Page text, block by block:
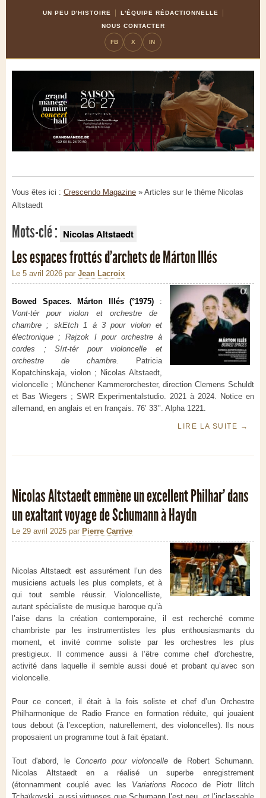
UN PEU D'HISTOIRE
L'ÉQUIPE RÉDACTIONNELLE
NOUS CONTACTER
FB X IN
Vous êtes ici : Crescendo Magazine » Articles sur le thème Nicolas
Altstaedt
Mots-clé : Nicolas Altstaedt
Les espaces frottés d’archets de Márton Illés
Le 5 avril 2026 par Jean Lacroix
Bowed Spaces. Márton Illés (°1975) :
Vont-tér pour violon et orchestre de
chambre ; skEtch 1 à 3 pour violon et
électronique ; Rajzok I pour orchestre à
cordes ; Sírt-tér pour violoncelle et
orchestre de chambre.
Patricia
Kopatchinskaja, violon ; Nicolas Altstaedt,
violoncelle ; Münchener Kammerorchester, direction Clemens Schuldt
et Bas Wiegers ; SWR Experimentalstudio. 2021 à 2024. Notice en
allemand, en anglais et en français. 76’ 33’’. Alpha 1221.
LIRE LA SUITE →
Nicolas Altstaedt emmène un excellent Philhar’ dans
un exaltant voyage de Schumann à Haydn
Le 29 avril 2025 par Pierre Carrive
Nicolas Altstaedt est assurément l’un des
musiciens actuels les plus complets, et à
qui tout semble réussir. Violoncelliste,
autant spécialiste de musique baroque qu’à
l’aise dans la création contemporaine, il est recherché comme
chambriste par les instrumentistes les plus enthousiasmants du
moment, et invité comme soliste par les orchestres les plus
prestigieux. Il commence aussi à l’être comme chef d'orchestre,
activité dans laquelle il semble aussi doué et probant qu’avec son
violoncelle.
Pour ce concert, il était à la fois soliste et chef d’un Orchestre
Philharmonique de Radio France en formation réduite, qui jouaient
tous debout (à l’exception, naturellement, des violoncelles). Ils nous
proposaient un programme tout à fait épatant.
Tout d'abord, le Concerto pour violoncelle de Robert Schumann.
Nicolas Altstaedt en a réalisé un superbe enregistrement
(étonnamment couplé avec les Variations Rococo de Piotr Ilitch